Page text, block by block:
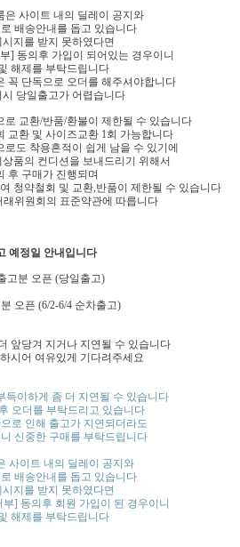
은 사이트 내의 딜레이 공지와
배송안내를 돕고 있습니다
시지를 받지 못하였다면
] 동의후 가입이 되어있는 경우이니
해제를 부탁드립니다
꼭 단독으로 오더를 해주셔야합니다
시 당일출고가 어렵습니다
로 교환/반품/환불이 제한될 수 있습니다
교환 및 사이즈교환 1회 가능합니다
로도 착용흔적이 쉽게 남을 수 있기에
품의 컨디션을 보내드리기 위해서
후 구매가 진행되며
청약철회 및 교환,반품이 제한될 수 있습니다
래위원회의 표준약관에 따릅니다
예정일 안내입니다
고분 오픈 (당일출고)
오픈 (6/2-6/4 순차출고)
앞당겨 지거나 지연될 수 있습니다
시어 여유있게 기다려주세요
득이하게 좀 더 지연될 수 있습니다
오더를 부탁드리고 있습니다
로 인해 출고가 지연되더라도
신중한 구매를 부탁드립니다
사이트 내의 딜레이 공지와
배송안내를 돕고 있습니다
시지를 받지 못하였다면
] 동의후 회원 가입이 된 경우이니
해제를 부탁드립니다